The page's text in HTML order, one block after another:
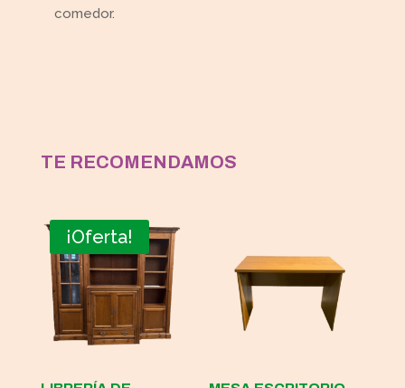
comedor.
TE RECOMENDAMOS
¡Oferta!